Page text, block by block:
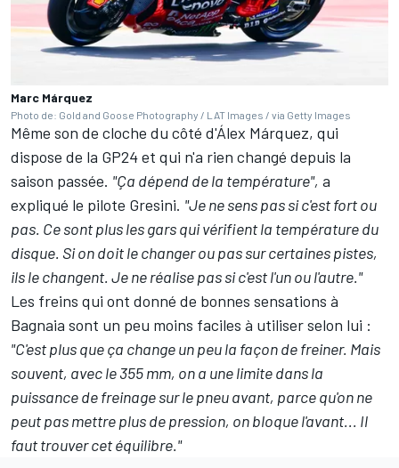
Marc Márquez
Photo de: Gold and Goose Photography / LAT Images / via Getty Images
Même son de cloche du côté d'Álex Márquez, qui
dispose de la GP24 et qui n'a rien changé depuis la
saison passée. "Ça dépend de la température", a
expliqué le pilote Gresini. "Je ne sens pas si c'est fort ou
pas. Ce sont plus les gars qui vérifient la température du
disque. Si on doit le changer ou pas sur certaines pistes,
ils le changent. Je ne réalise pas si c'est l'un ou l'autre."
Les freins qui ont donné de bonnes sensations à
Bagnaia sont un peu moins faciles à utiliser selon lui :
"C'est plus que ça change un peu la façon de freiner. Mais
souvent, avec le 355 mm, on a une limite dans la
puissance de freinage sur le pneu avant, parce qu'on ne
peut pas mettre plus de pression, on bloque l'avant... Il
faut trouver cet équilibre."